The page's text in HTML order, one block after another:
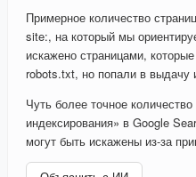
Примерное количество
site:, на который мы
искажено страницами,
robots.txt, но попали в выдачу
Чуть более точное
индексирования» в Google
могут быть искажены из-за